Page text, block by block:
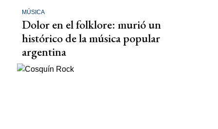
MÚSICA
Dolor en el folklore: murió un
histórico de la música popular
argentina